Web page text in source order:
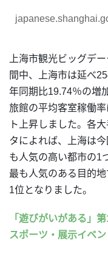
上海市観光ビッグデ
間中、上海市は延べ
年同期比19.74％の増
旅館の平均客室稼働
ト上昇しました。各
タによれば、上海は
も人気の高い都市の1
最も人気のある目的
1位となりました。
「遊びがいがある」
スポーツ・展示イベン